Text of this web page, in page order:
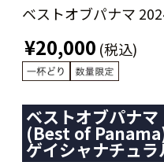
ベストオブパナマ
¥20,000 (税込)
ベストオブパナマ
(Best of
ゲイシャナチュラ